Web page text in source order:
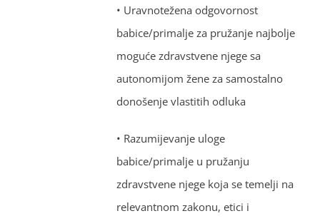
• Uravnotežena odgovornost
babice/primalje za pružanje najbolje
moguće zdravstvene njege sa
autonomijom žene za samostalno
donošenje vlastitih odluka
• Razumijevanje uloge
babice/primalje u pružanju
zdravstvene njege koja se temelji na
relevantnom zakonu, etici i